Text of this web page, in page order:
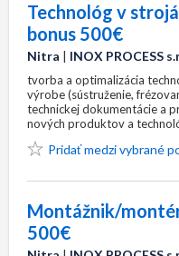
Technológ v
bonus 500€
Nitra | INOX PROCESS
tvorba a optimalizácia
výrobe (sústruženie,
technickej dokumentácie a
nových produktov a
Pridať medzi vybrané
Montážnik/
500€